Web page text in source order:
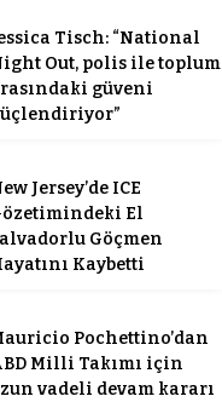
Tisch: “National
Out, polis ile toplum
güveni
Jersey’de ICE
El
Göçmen
Kaybetti
Pochettino’dan
Milli Takımı için
vadeli devam kararı